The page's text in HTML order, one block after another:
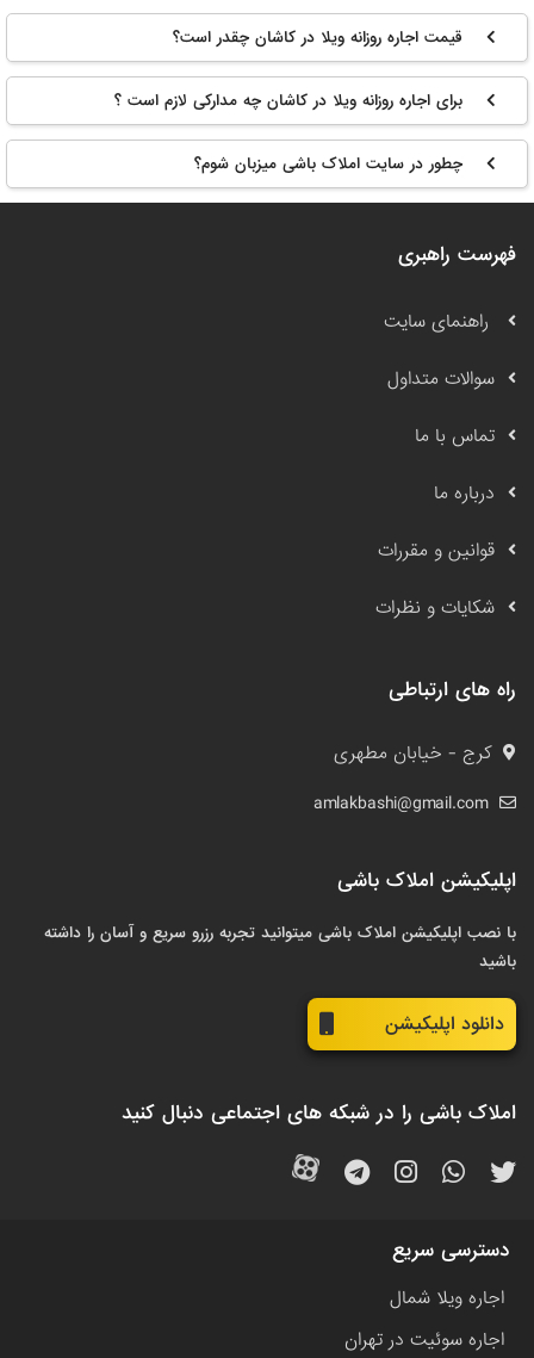
قیمت اجاره روزانه ویلا در کاشان چقدر است؟
برای اجاره روزانه ویلا در کاشان چه مدارکی لازم است ؟
چطور در سایت املاک باشی میزبان شوم؟
فهرست راهبری
راهنمای سایت
سوالات متداول
تماس با ما
درباره ما
قوانین و مقررات
شکایات و نظرات
راه های ارتباطی
کرج - خیابان مطهری
amlakbashi@gmail.com
اپلیکیشن املاک باشی
با نصب اپلیکیشن املاک باشی میتوانید تجربه رزرو سریع و آسان را داشته
باشید
دانلود اپلیکیشن
املاک باشی را در شبکه های اجتماعی دنبال کنید
دسترسی سریع
اجاره ویلا شمال
اجاره سوئیت در تهران